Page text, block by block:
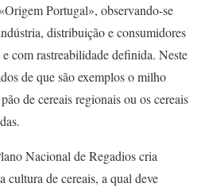
Portugal», observando-se
distribuição e consumidores
com rastreabilidade definida. Neste
de que são exemplos o milho
de cereais regionais ou os cereais
Nacional de Regadios cria
cultura de cereais, a qual deve